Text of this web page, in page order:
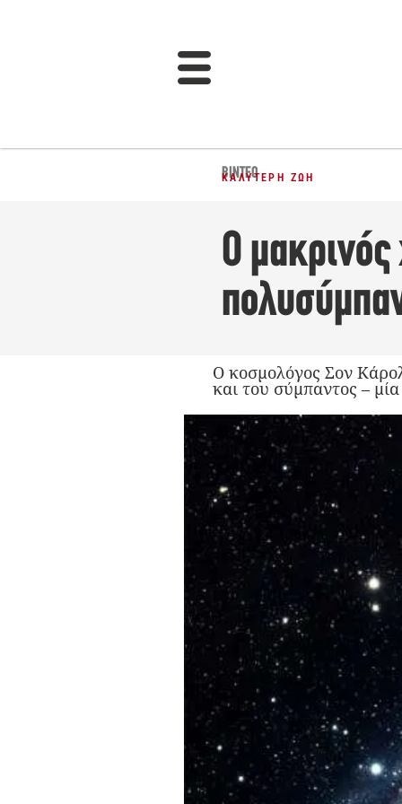
ΒΊΝΤΕΟ
ΚΑΛΎΤΕΡΗ ΖΩΉ
Ο
O κοσμολόγος Σον
και του σύμπαντος –